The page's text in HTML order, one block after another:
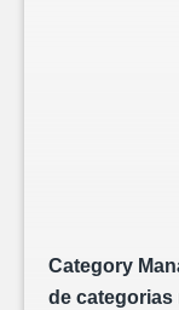
Category
de categorias